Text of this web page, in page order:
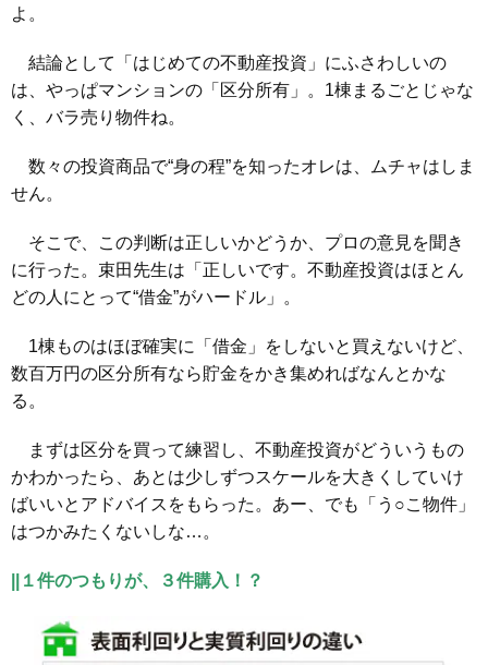
よ。
結論として「はじめての不動産投資」にふさわしいの
は、やっぱマンションの「区分所有」。1棟まるごとじゃな
く、バラ売り物件ね。
数々の投資商品で“身の程”を知ったオレは、ムチャはしま
せん。
そこで、この判断は正しいかどうか、プロの意見を聞き
に行った。束田先生は「正しいです。不動産投資はほとん
どの人にとって“借金”がハードル」。
1棟ものはほぼ確実に「借金」をしないと買えないけど、
数百万円の区分所有なら貯金をかき集めればなんとかな
る。
まずは区分を買って練習し、不動産投資がどういうもの
かわかったら、あとは少しずつスケールを大きくしていけ
ばいいとアドバイスをもらった。あー、でも「う○こ物件」
はつかみたくないしな…。
||１件のつもりが、３件購入！？